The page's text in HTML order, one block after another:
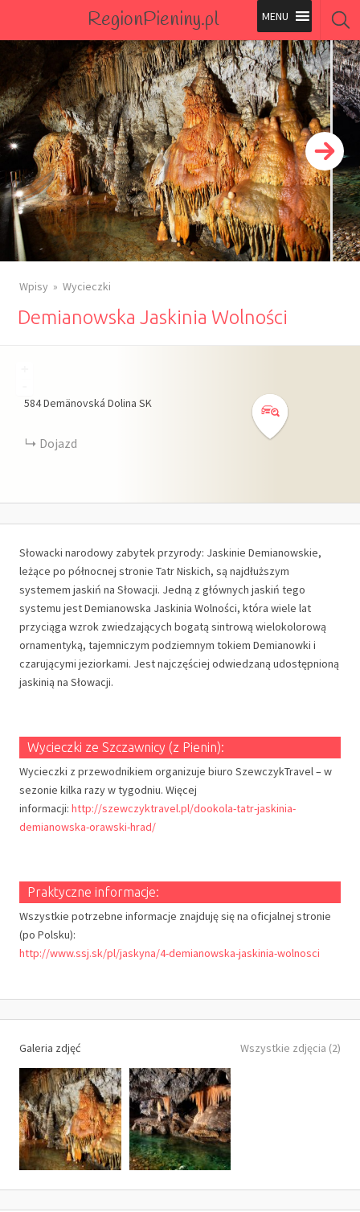
RegionPieniny.pl
Polecane Przez Nas
Wszystkie Obiekty
Wszystkie Obiekty
Wpisy Wycieczki
Demianowska Jaskinia Wolności
584Demänovská Dolina SK
Dojazd
Słowacki narodowy zabytek przyrody: Jaskinie Demianowskie,
leżące po północnej stronie Tatr Niskich, są najdłuższym
systemem jaskiń na Słowacji. Jedną z głównych jaskiń tego
systemu jest Demianowska Jaskinia Wolności, która wiele lat
przyciąga wzrok zwiedzających bogatą sintrową wielokolorową
ornamentyką, tajemniczym podziemnym tokiem Demianowki i
czarującymi jeziorkami. Jest najczęściej odwiedzaną udostępnioną
jaskinią na Słowacji.
Wycieczki ze Szczawnicy (z Pienin):
Wycieczki z przewodnikiem organizuje biuro SzewczykTravel – w
sezonie kilka razy w tygodniu. Więcej
informacji: http://szewczyktravel.pl/dookola-tatr-jaskinia-
demianowska-orawski-hrad/
Praktyczne informacje:
Wszystkie potrzebne informacje znajduję się na oficjalnej stronie
(po Polsku):
http://www.ssj.sk/pl/jaskyna/4-demianowska-jaskinia-wolnosci
Galeria zdjęć Wszystkie zdjęcia (2)